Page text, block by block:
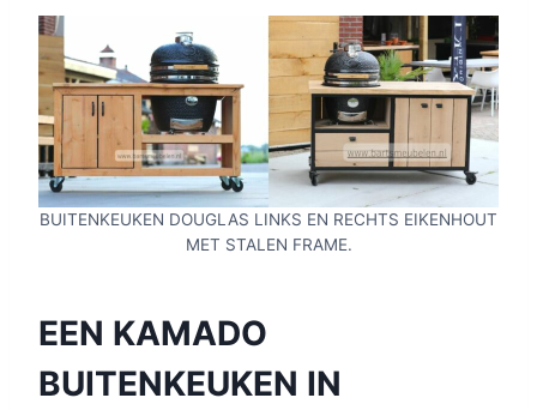
BUITENKEUKEN DOUGLAS LINKS EN RECHTS EIKENHOUT
MET STALEN FRAME.
EEN KAMADO
BUITENKEUKEN IN